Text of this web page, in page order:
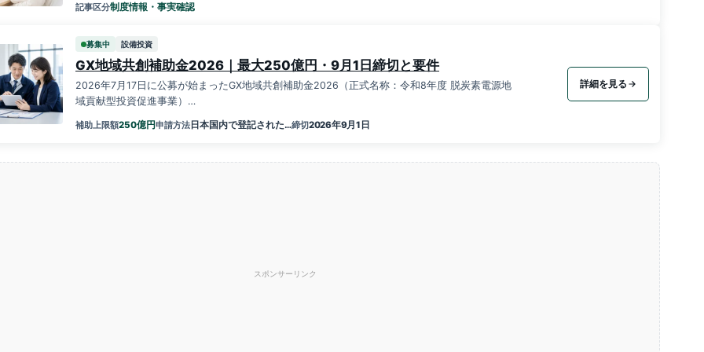
記事区分制度情報・事実確認
募集中 設備投資
GX地域共創補助金2026｜最大250億円・9月1日締切と要件
2026年7月17日に公募が始まったGX地域共創補助金2026（正式名称：令和8年度 脱炭素電源地
域貢献型投資促進事業）…
補助上限額250億円申請方法日本国内で登記された…締切2026年9月1日
詳細を見る
スポンサーリンク